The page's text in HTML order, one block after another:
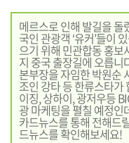
포
털메르스로 인해 발길을 돌
국인 관광객 ‘유커’들이
으기 위해 민관합동 홍
지 중국 출장길에 오릅니
본부장을 자임한 박원순
조인 강타 등 한류스타가
이징, 상하이, 광저우등
광 마케팅을 펼칠 예정
카드뉴스를 통해 전해드
드뉴스를 확인해보세요!